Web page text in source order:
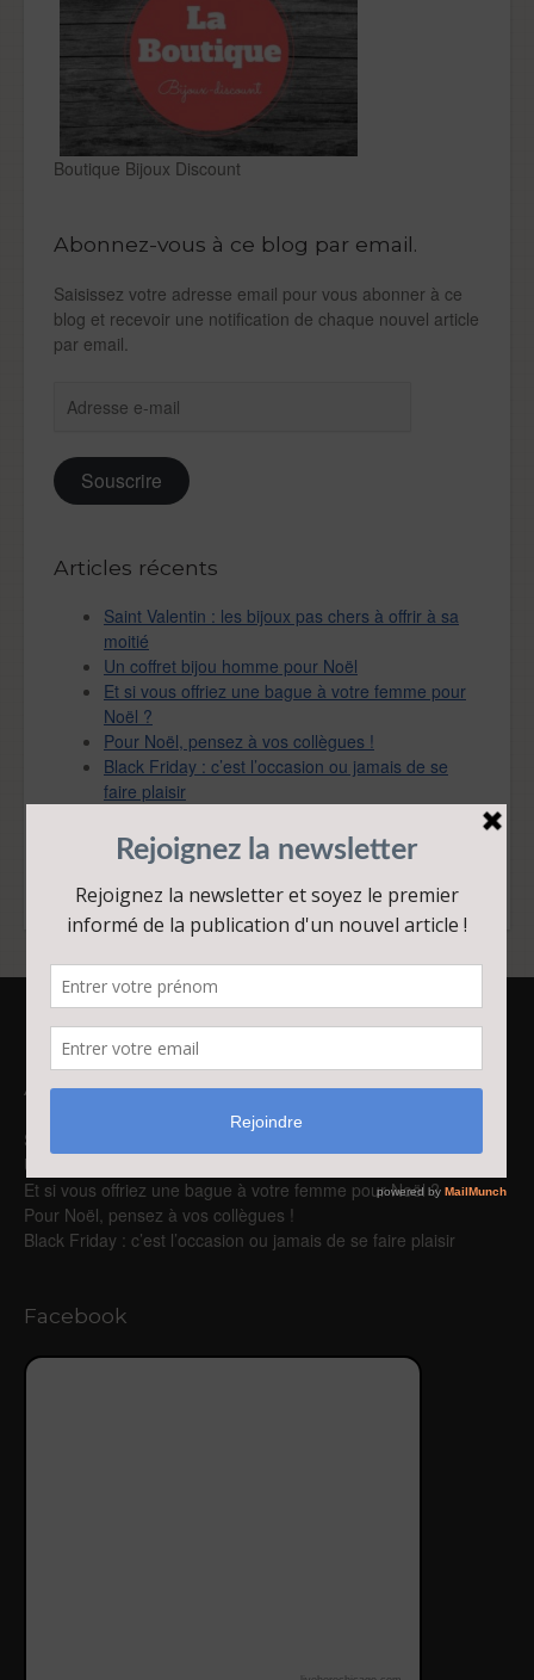
Boutique Bijoux Discount
Abonnez-vous à ce blog par email.
Saisissez votre adresse email pour vous abonner à ce
blog et recevoir une notification de chaque nouvel article
par email.
Souscrire
Articles récents
Saint Valentin : les bijoux pas chers à offrir à sa
moitié
Un coffret bijou homme pour Noël
Et si vous offriez une bague à votre femme pour
Noël ?
Pour Noël, pensez à vos collègues !
Black Friday : c’est l’occasion ou jamais de se
faire plaisir
Articles récents
Saint Valentin : les bijoux pas chers à offrir à sa moitié
Un coffret bijou homme pour Noël
Et si vous offriez une bague à votre femme pour Noël ?
Pour Noël, pensez à vos collègues !
Black Friday : c’est l’occasion ou jamais de se faire plaisir
Facebook